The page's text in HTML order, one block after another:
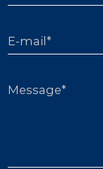
E-mail*
Message*